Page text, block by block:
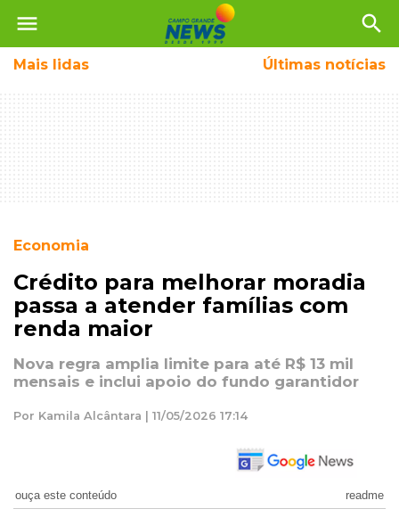
menu search
Mais lidas Últimas notícias
Economia
Crédito para melhorar moradia
passa a atender famílias com
renda maior
Nova regra amplia limite para até R$ 13 mil
mensais e inclui apoio do fundo garantidor
Por Kamila Alcântara | 11/05/2026 17:14
ouça este conteúdo readme